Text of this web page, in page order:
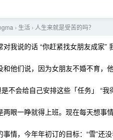
› 生活 › 人生来就是受苦的吗？
我说的话 “你赶紧找女朋友成家”
和他们说，因为女朋友不婚不育，
不会给自己安排这些「任务」 “我
两眼一睁就得上班。现在每天想事
情，今年年初订的目标：“雪”还